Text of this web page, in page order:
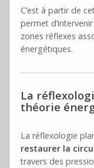
C’est à partir de
permet
zones réflexes
énergétiques.
La
théorie
La réflexologie
restaurer la
travers des